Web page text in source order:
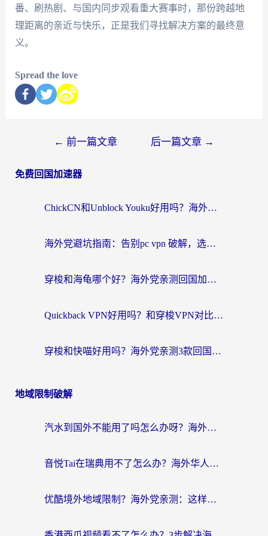
番、刷热剧、与国内同步观看重大赛事时，那份跨越地
理距离的亲近与快乐，正是我们寻找解决方案的最终意
义。
Spread the love
← 前一篇文章 后一篇文章 →
免费回国加速器
ChickCN和Unblock Youku好用吗？海外党亲测3款回国加速器，附iOS免费选择指南
海外党避坑指南：告别pc vpn 破解，选对回国加速器轻松访问国内资源
穿梭和海龟哪个好？海外党亲测回国加速器，附电脑免费VPN推荐
Quickback VPN好用吗？和穿梭VPN对比哪个回国效果更好？海外党必看的真实测评与选择指南
穿梭和快喵好用吗？海外党亲测3款回国加速器，附日本回国VPN避坑指南
地域限制破解
汽水到国外不能用了吗怎么办呀？海外党追剧看片的救星在这里！
音悦Tai在瑞典用不了怎么办？海外华人追剧听歌的实用指南
优酷境外地域限制？海外党亲测：这样看国内剧再也不卡（附3个实用场景解决）